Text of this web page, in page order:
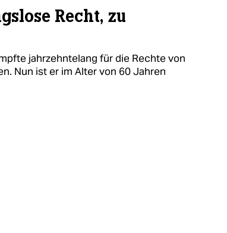
Recht, zu
jahrzehntelang für die Rechte von
Nun ist er im Alter von 60 Jahren